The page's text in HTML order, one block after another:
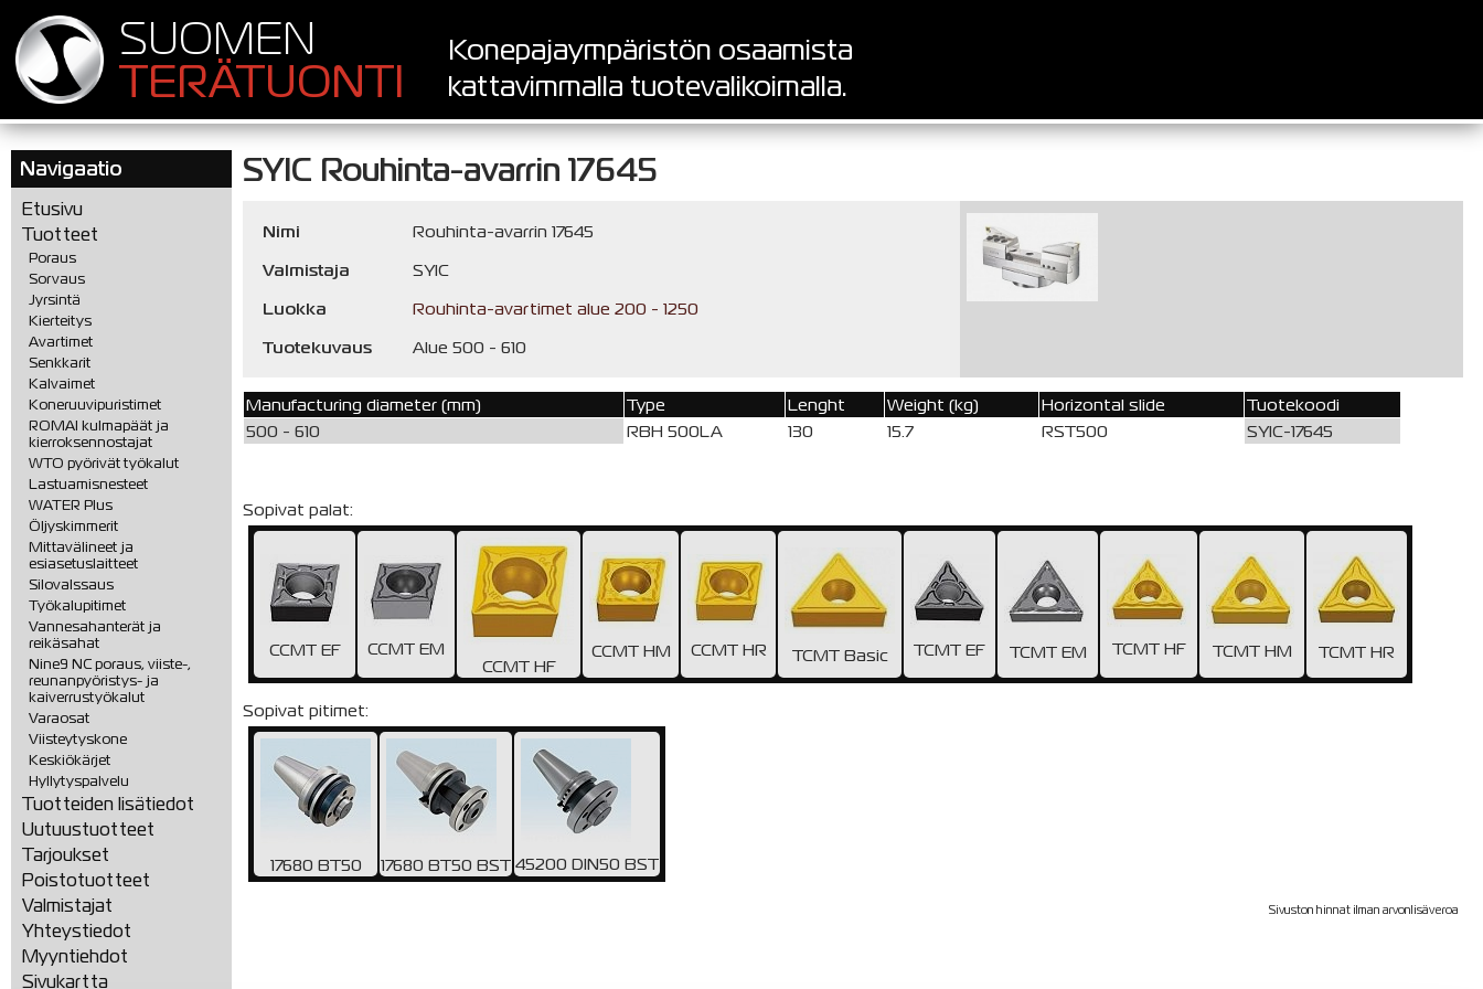
SUOMEN
TERÄTUONTI
Konepajaympäristön osaamista
kattavimmalla tuotevalikoimalla.
Navigaatio
Etusivu
Tuotteet
Poraus
Sorvaus
Jyrsintä
Kierteitys
Avartimet
Senkkarit
Kalvaimet
Koneruuvipuristimet
ROMAI kulmapäät ja
kierroksennostajat
WTO pyörivät työkalut
Lastuamisnesteet
WATER Plus
Öljyskimmerit
Mittavälineet ja
esiasetuslaitteet
Silovalssaus
Työkalupitimet
Vannesahanterät ja
reikäsahat
Nine9 NC poraus, viiste-,
reunanpyöristys- ja
kaiverrustyökalut
Varaosat
Viisteytyskone
Keskiökärjet
Hyllytyspalvelu
Tuotteiden lisätiedot
Uutuustuotteet
Tarjoukset
Poistotuotteet
Valmistajat
Yhteystiedot
Myyntiehdot
Sivukartta
SYIC Rouhinta-avarrin 17645
Nimi
Rouhinta-avarrin 17645
Valmistaja
SYIC
Luokka
Rouhinta-avartimet alue 200 - 1250
Tuotekuvaus
Alue 500 - 610
Manufacturing diameter (mm) Type Lenght Weight (kg) Horizontal slide
Tuotekoodi
500 - 610
RBH 500LA 130 15.7 RST500 SYIC-17645
Sopivat palat:
CCMT EF
CCMT EM
CCMT HF
CCMT HM CCMT HR TCMT Basic TCMT EF TCMT EM TCMT HF TCMT HM TCMT HR
Sopivat pitimet:
17680 BT50 17680 BT50 BST 45200 DIN50 BST
Sivuston hinnat ilman arvonlisäveroa